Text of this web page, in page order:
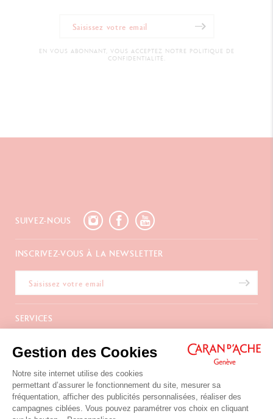
Gestion des Cookies
Notre site internet utilise des cookies
permettant d’assurer le fonctionnement du site, mesurer sa
fréquentation, afficher des publicités personnalisées, réaliser des
campagnes ciblées. Vous pouvez paramétrer vos choix en cliquant
EN VOUS ABONNANT, VOUS ACCEPTEZ NOTRE POLITIQUE DE
CONFIDENTIALITÉ.
SUIVEZ-NOUS
INSCRIVEZ-VOUS À LA NEWSLETTER
SERVICES
Paiements
Retours
Emballages Cadeaux
Cadeaux d'affaires
Extension de garantie
A PROPOS
FAQ
La Maison
Points de vente
Inspiration
NOUS CONTACTER
Chemin du Foron 19
Po Box 332